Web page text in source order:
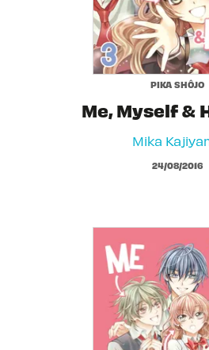
PIKA SHÔJO
Me, Myself &
Mika
24/08/2016